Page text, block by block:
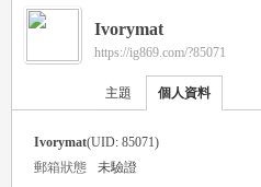
›
Ivorymat
https://ig869.com/?85071
主題 個人資料
Ivorymat(UID: 85071)
郵箱狀態
未驗證